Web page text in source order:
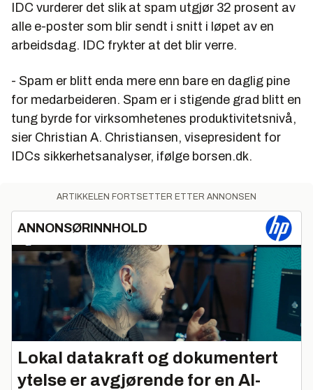
IDC vurderer det slik at spam utgjør 32 prosent av
alle e-poster som blir sendt i snitt i løpet av en
arbeidsdag. IDC frykter at det blir verre.
- Spam er blitt enda mere enn bare en daglig pine
for medarbeideren. Spam er i stigende grad blitt en
tung byrde for virksomhetenes produktivitetsnivå,
sier Christian A. Christiansen, visepresident for
IDCs sikkerhetsanalyser, ifølge borsen.dk.
ARTIKKELEN FORTSETTER ETTER ANNONSEN
ANNONSØRINNHOLD
Lokal datakraft og dokumentert
ytelse er avgjørende for en AI-